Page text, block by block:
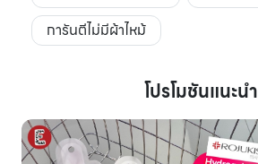
การันตีไม่มีผ้าไหม้
โปรโมชันแนะนำ